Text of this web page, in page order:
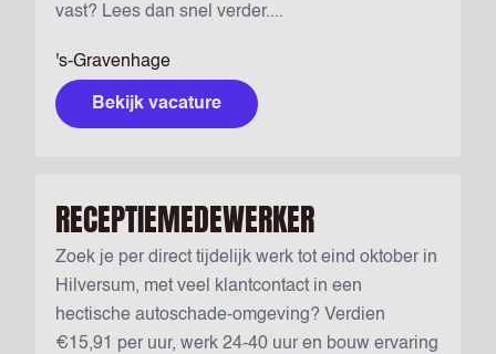
's-Gravenhage
vast? Lees dan snel verder....
Bekijk vacature
RECEPTIEMEDEWERKER
Zoek je per direct tijdelijk werk tot eind oktober in
Hilversum, met veel klantcontact in een
hectische autoschade-omgeving? Verdien
€15,91 per uur, werk 24-40 uur en bouw ervaring